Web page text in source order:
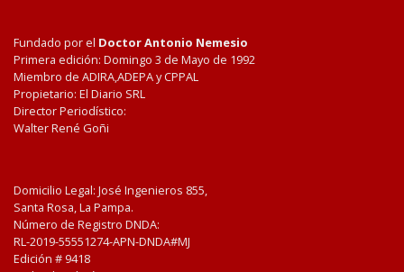
Fundado por el Doctor Antonio Nemesio
Primera edición: Domingo 3 de Mayo de 1992
Miembro de ADIRA,ADEPA y CPPAL
Propietario: El Diario SRL
Director Periodístico:
Walter René Goñi
Domicilio Legal: José Ingenieros 855,
Santa Rosa, La Pampa.
Número de Registro DNDA:
RL-2019-55551274-APN-DNDA#MJ
Edición # 9418